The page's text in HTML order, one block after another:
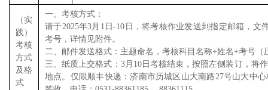
（实
践）
考核
方式
及格
式
一、考核方式：
请于2025年3月1日-10日，将考核作业发送到指定邮箱，
考号，详情见附件。
二、邮件发送格式：主题命名，考核科目名称+姓名+考号（
三、纸质上交格式：3月10日考核结束，按照左侧装订，将
地点。仅限顺丰快递：济南市历城区山大南路27号山大中